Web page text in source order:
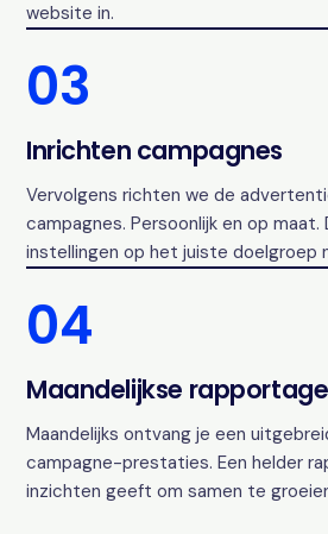
website in.
03
Inrichten campagnes
Vervolgens richten we de
campagnes. Persoonlijk en op
instellingen op het juiste doelgroep
04
Maandelijkse
Maandelijks ontvang je een
campagne-prestaties. Een helder
inzichten geeft om samen te